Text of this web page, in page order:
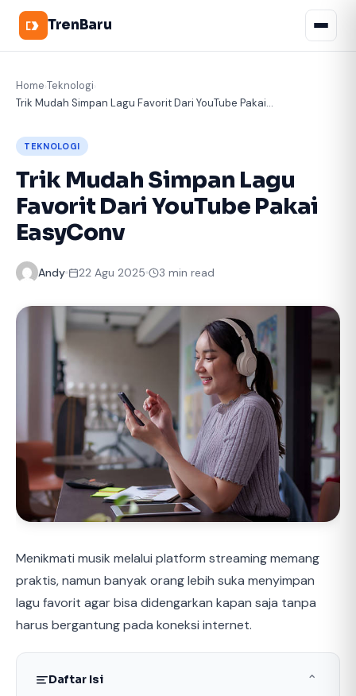
TrenBaru
Home Teknologi
Trik Mudah Simpan Lagu Favorit Dari YouTube Pakai...
TEKNOLOGI
Trik Mudah Simpan Lagu
Favorit Dari YouTube Pakai
EasyConv
Andy 22 Agu 2025 3 min read
Menikmati musik melalui platform streaming memang
praktis, namun banyak orang lebih suka menyimpan
lagu favorit agar bisa didengarkan kapan saja tanpa
harus bergantung pada koneksi internet.
Daftar Isi ⌃